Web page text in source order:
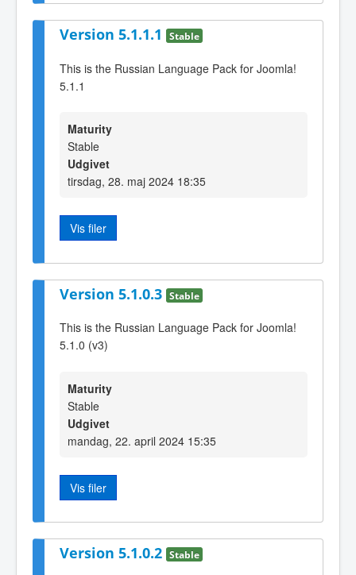
Version 5.1.1.1 Stable
This is the Russian Language Pack for Joomla!
5.1.1
Maturity
Stable
Udgivet
tirsdag, 28. maj 2024 18:35
Vis filer
Version 5.1.0.3 Stable
This is the Russian Language Pack for Joomla!
5.1.0 (v3)
Maturity
Stable
Udgivet
mandag, 22. april 2024 15:35
Vis filer
Version 5.1.0.2 Stable